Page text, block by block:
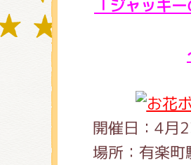
「ジャッキ
開催日：4月
場所：有楽町
おたのし
チア ジャ
くまのが